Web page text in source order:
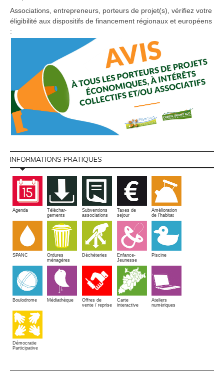
Associations, entrepreneurs, porteurs de projet(s), vérifiez votre
éligibilité aux dispositifs de financement régionaux et européens
:
INFORMATIONS PRATIQUES
Agenda
Téléchar-
gements
Subventions
associations
Taxes de
sejour
Amélioration
de l'habitat
SPANC
Ordures
ménagères
Déchèteries
Enfance-
Jeunesse
Piscine
Boulodrome Médiathèque
Offres de
vente / reprise
Carte
interactive
Ateliers
numériques
Démocratie
Participative